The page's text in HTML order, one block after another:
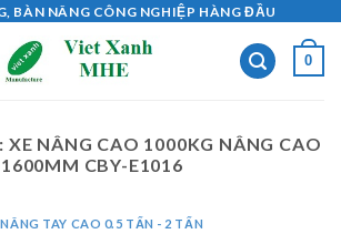
BÀN NÂNG CÔNG NGHIỆP HÀNG ĐẦU
0
XE NÂNG CAO 1000KG NÂNG CAO
1600MM CBY-E1016
TAY CAO 0.5 TẤN - 2 TẤN